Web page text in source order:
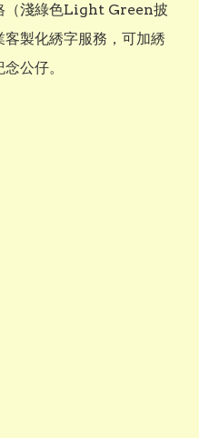
（淺綠色Light Green披
製化綉字服務，可加綉
公仔。